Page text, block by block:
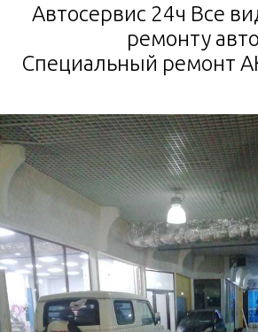
Автосервис 24ч Все
ремонту
Специальный ремонт